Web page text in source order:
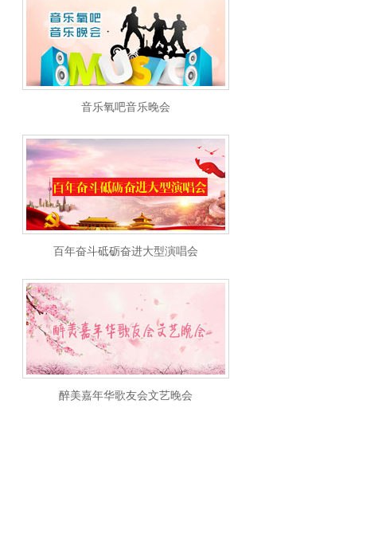
音乐氧吧音乐晚会
百年奋斗砥砺奋进大型演唱会
醉美嘉年华歌友会文艺晚会